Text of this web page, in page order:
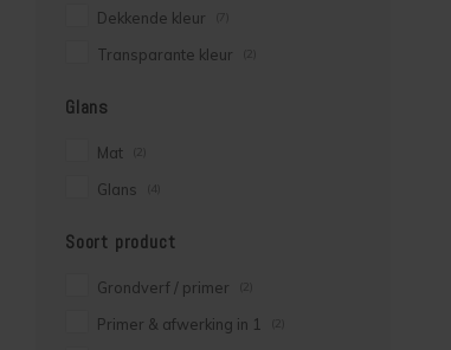
Dekkende kleur
Transparante kleur
Glans
Mat
Glans
Soort product
Grondverf / primer
Primer & afwerking in 1